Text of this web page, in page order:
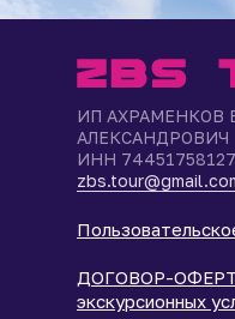
ДОГОВОР-
экскурсионных
ИП АХРАМЕНКОВ
АЛЕКСАНДРОВИЧ
ИНН